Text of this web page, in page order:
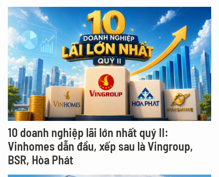
10 doanh nghiệp lãi lớn nhất quý II:
Vinhomes dẫn đầu, xếp sau là Vingroup,
BSR, Hòa Phát